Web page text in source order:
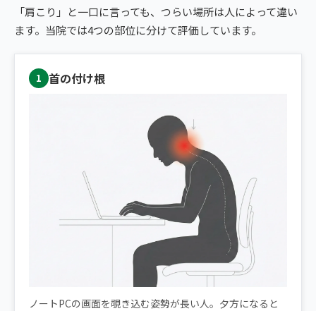
「肩こり」と一口に言っても、つらい場所は人によって違い
ます。当院では4つの部位に分けて評価しています。
1 首の付け根
ノートPCの画面を覗き込む姿勢が長い人。夕方になると